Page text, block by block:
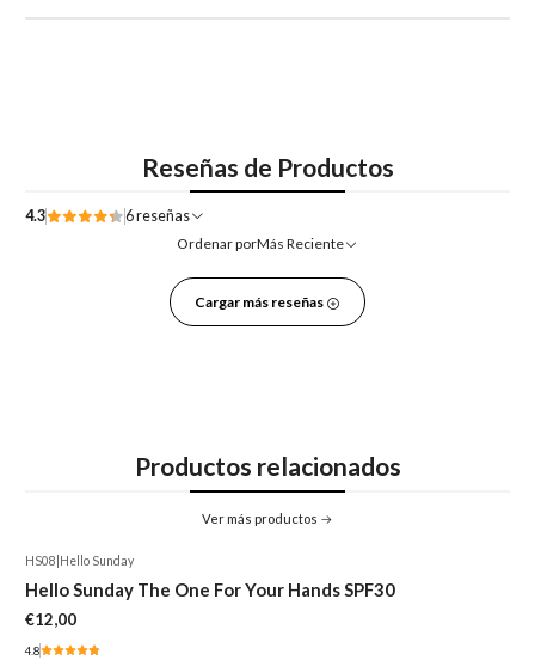
Reseñas de Productos
4.3
6 reseñas
Ordenar porMás Reciente
Cargar más reseñas
Productos relacionados
Ver más productos
HS08 Hello Sunday
Hello Sunday The One For Your Hands SPF30
€12,00
4.8